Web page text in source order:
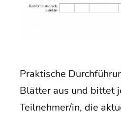
Prak­ti­sche
Blät­ter aus und bit­tet
Teilnehmer/in, die